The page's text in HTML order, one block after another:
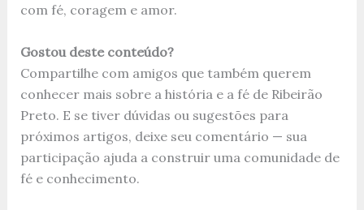
com fé, coragem e amor.
Gostou deste conteúdo?
Compartilhe com amigos que também querem
conhecer mais sobre a história e a fé de Ribeirão
Preto. E se tiver dúvidas ou sugestões para
próximos artigos, deixe seu comentário — sua
participação ajuda a construir uma comunidade de
fé e conhecimento.